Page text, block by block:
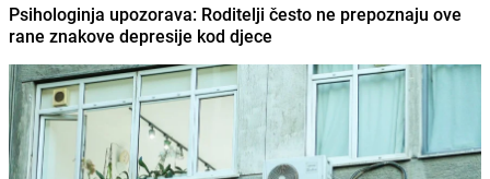
Psihologinja upozorava: Roditelji često ne prepoznaju ove
rane znakove depresije kod djece